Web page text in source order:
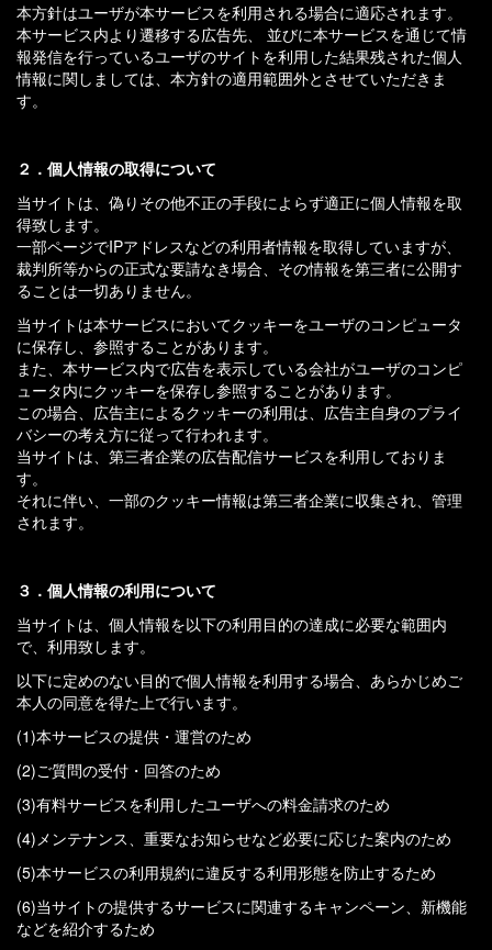
本方針はユーザが本サービスを利用される場合に適応されます。
本サービス内より遷移する広告先、 並びに本サービスを通じて情
報発信を行っているユーザのサイトを利用した結果残された個人
情報に関しましては、本方針の適用範囲外とさせていただきま
す。
２．個人情報の取得について
当サイトは、偽りその他不正の手段によらず適正に個人情報を取
得致します。
一部ページでIPアドレスなどの利用者情報を取得していますが、
裁判所等からの正式な要請なき場合、その情報を第三者に公開す
ることは一切ありません。
当サイトは本サービスにおいてクッキーをユーザのコンピュータ
に保存し、参照することがあります。
また、本サービス内で広告を表示している会社がユーザのコンピ
ュータ内にクッキーを保存し参照することがあります。
この場合、広告主によるクッキーの利用は、広告主自身のプライ
バシーの考え方に従って行われます。
当サイトは、第三者企業の広告配信サービスを利用しておりま
す。
それに伴い、一部のクッキー情報は第三者企業に収集され、管理
されます。
３．個人情報の利用について
当サイトは、個人情報を以下の利用目的の達成に必要な範囲内
で、利用致します。
以下に定めのない目的で個人情報を利用する場合、あらかじめご
本人の同意を得た上で行います。
(1)本サービスの提供・運営のため
(2)ご質問の受付・回答のため
(3)有料サービスを利用したユーザへの料金請求のため
(4)メンテナンス、重要なお知らせなど必要に応じた案内のため
(5)本サービスの利用規約に違反する利用形態を防止するため
(6)当サイトの提供するサービスに関連するキャンペーン、新機能
などを紹介するため